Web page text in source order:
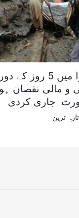
خیبرپختونخوا میں
و مالی نقصان
جاری کردی
تازہ ترین